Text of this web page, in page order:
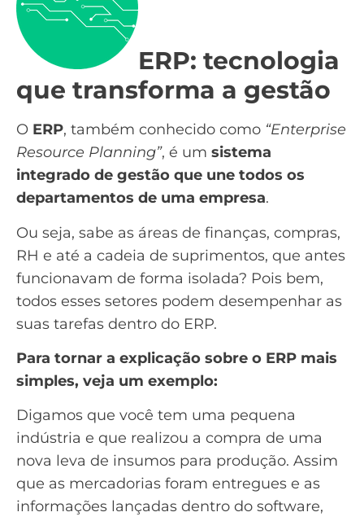
ERP: tecnologia
que transforma a gestão
O ERP, também conhecido como “Enterprise
Resource Planning”, é um sistema
integrado de gestão que une todos os
departamentos de uma empresa.
Ou seja, sabe as áreas de finanças, compras,
RH e até a cadeia de suprimentos, que antes
funcionavam de forma isolada? Pois bem,
todos esses setores podem desempenhar as
suas tarefas dentro do ERP.
Para tornar a explicação sobre o ERP mais
simples, veja um exemplo:
Digamos que você tem uma pequena
indústria e que realizou a compra de uma
nova leva de insumos para produção. Assim
que as mercadorias foram entregues e as
informações lançadas dentro do software,